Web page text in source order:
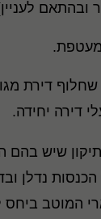
ובהתאם
מעטפת.
דירת
דירה יחידה.
שיש
נדלן
המוטב ביחס